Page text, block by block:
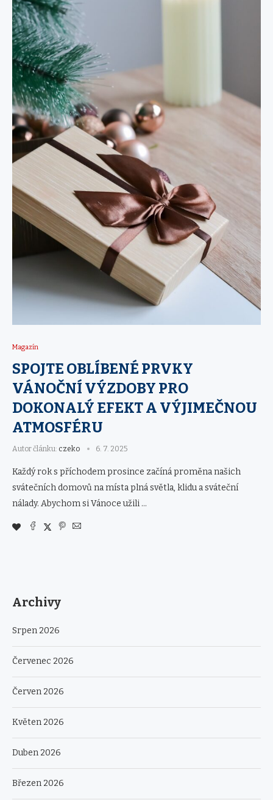
Magazín
SPOJTE OBLÍBENÉ PRVKY
VÁNOČNÍ VÝZDOBY PRO
DOKONALÝ EFEKT A VÝJIMEČNOU
ATMOSFÉRU
Autor článku: czeko 6. 7. 2025
Každý rok s příchodem prosince začíná proměna našich
svátečních domovů na místa plná světla, klidu a sváteční
nálady. Abychom si Vánoce užili …
Archivy
Srpen 2026
Červenec 2026
Červen 2026
Květen 2026
Duben 2026
Březen 2026